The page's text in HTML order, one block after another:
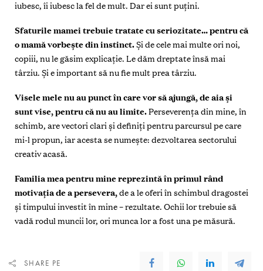
iubesc, îi iubesc la fel de mult. Dar ei sunt puţini.
Sfaturile mamei trebuie tratate cu seriozitate…pentru că
o mamă vorbește din instinct.Și de cele mai multe ori noi,
copiii, nu le găsim explicaţie. Le dăm dreptate însă mai
târziu. Și e important să nu fie mult prea târziu.
Visele mele nu au punct în care vor să ajungă, de aia și
sunt vise, pentru că nu au limite.Perseverenţa din mine, în
schimb, are vectori clari și definiţi pentru parcursul pe care
mi-l propun, iar acesta se numește: dezvoltarea sectorului
creativ acasă.
Familia mea pentru mine reprezintă în primul rând
motivaţia de a persevera,de a le oferi în schimbul dragostei
și timpului investit în mine – rezultate. Ochii lor trebuie să
vadă rodul muncii lor, ori munca lor a fost una pe măsură.
SHARE PE